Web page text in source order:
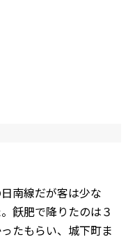
南線だが客は少な
飫肥で降りたのは３
たもらい、城下町ま